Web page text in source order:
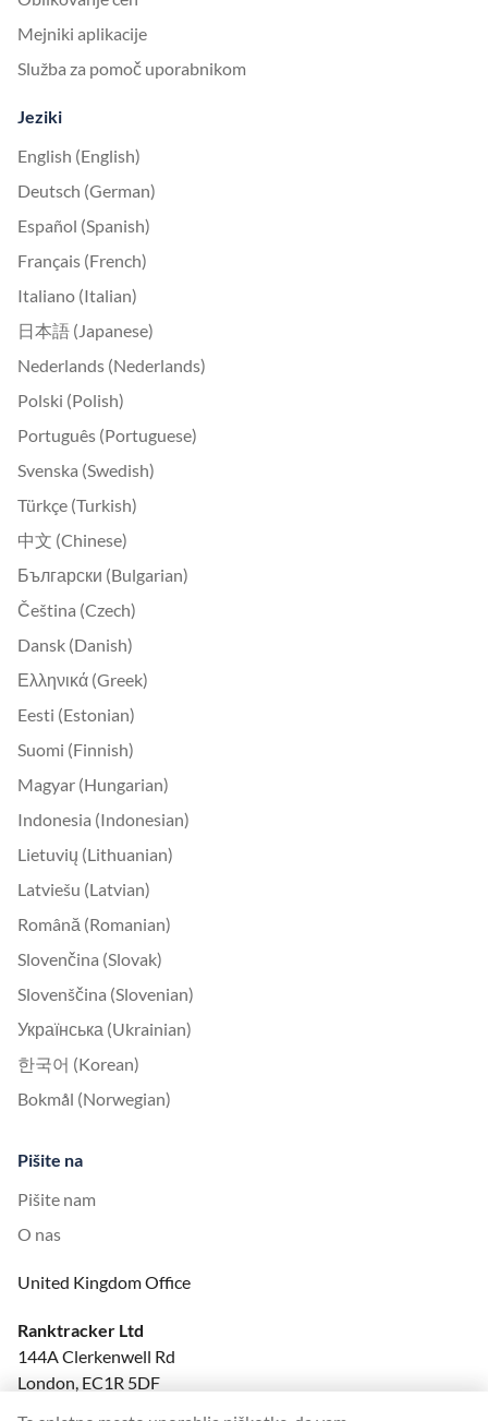
Mejniki aplikacije
Služba za pomoč uporabnikom
Jeziki
English (English)
Deutsch (German)
Español (Spanish)
Français (French)
Italiano (Italian)
日本語 (Japanese)
Nederlands (Nederlands)
Polski (Polish)
Português (Portuguese)
Svenska (Swedish)
Türkçe (Turkish)
中文 (Chinese)
Български (Bulgarian)
Čeština (Czech)
Dansk (Danish)
Ελληνικά (Greek)
Eesti (Estonian)
Suomi (Finnish)
Magyar (Hungarian)
Indonesia (Indonesian)
Lietuvių (Lithuanian)
Latviešu (Latvian)
Română (Romanian)
Slovenčina (Slovak)
Slovenščina (Slovenian)
Українська (Ukrainian)
한국어 (Korean)
Bokmål (Norwegian)
Pišite na
Pišite nam
O nas
United Kingdom Office
Ranktracker Ltd
144A Clerkenwell Rd
London, EC1R 5DF